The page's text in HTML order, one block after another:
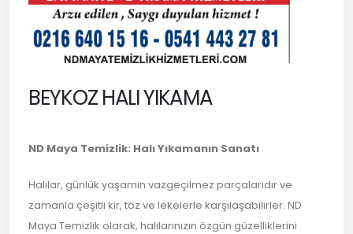
BEYKOZ HALI YIKAMA
ND Maya Temizlik: Halı Yıkamanın Sanatı
Halılar, günlük yaşamın vazgeçilmez parçalarıdır ve
zamanla çeşitli kir, toz ve lekelerle karşılaşabilirler. ND
Maya Temizlik olarak, halılarınızın özgün güzelliklerini